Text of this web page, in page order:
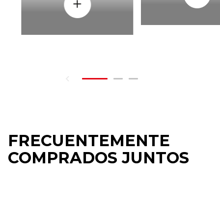
FRECUENTEMENTE
COMPRADOS JUNTOS